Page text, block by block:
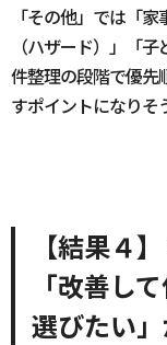
「その他」では「
（ハザード）」「
件整理の段階で優先
すポイントになりそ
【結果４
「改善し
選びたい